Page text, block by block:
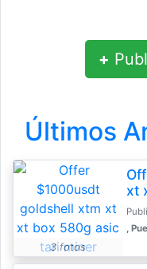
+
Últimos
3 fotos
xt
,